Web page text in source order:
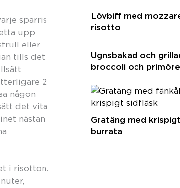
sparris
upp
eller
tills det
2
någon
det vita
nästan
i risotton.
Lövbiff med
risotto
Ugnsbakad och
broccoli och
Gratäng med
burrata